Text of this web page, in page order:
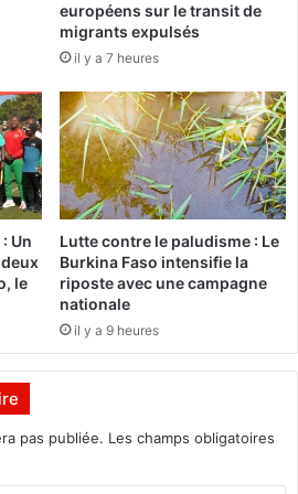
européens sur le transit de
migrants expulsés
il y a 7 heures
Un
le
Lutte contre le paludisme : Le
Burkina Faso intensifie la
riposte avec une campagne
nationale
il y a 9 heures
pas publiée. Les champs obligatoires